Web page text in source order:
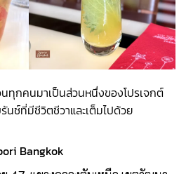
ทุกคนมาเป็นส่วนหนึ่งของโปรเจกต์
ช์ที่มีชีวิตชีวาและเต็มไปด้วย
Bangkok